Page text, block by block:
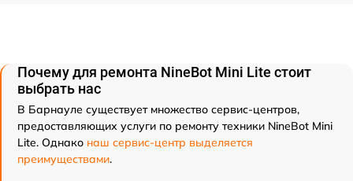
Почему для ремонта NineBot Mini Lite стоит
выбрать нас
В Барнауле существует множество сервис-центров,
предоставляющих услуги по ремонту техники NineBot Mini
Lite. Однако наш сервис-центр выделяется
преимуществами.